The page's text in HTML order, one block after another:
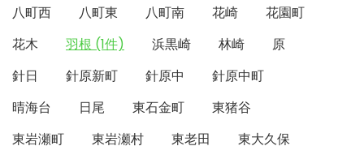
八町西
八町東 八町南 花崎
花園町
花木
羽根 (1件) 浜黒崎 林崎
原
針日
針原新町 針原中
針原中町
晴海台
日尾 東石金町
東猪谷
東岩瀬町
東岩瀬村 東老田 東大久保